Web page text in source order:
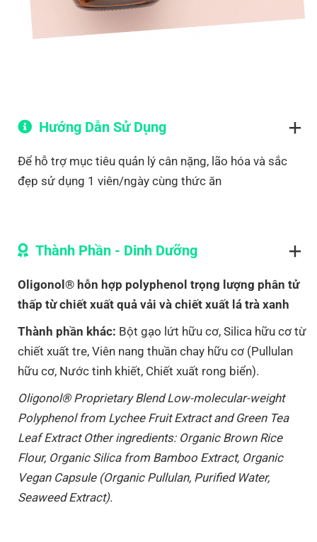
Hướng Dẫn Sử Dụng
Để hỗ trợ mục tiêu quản lý cân nặng, lão hóa và sắc
đẹp sử dụng 1 viên/ngày cùng thức ăn
Thành Phần - Dinh Dưỡng
Oligonol® hỗn hợp polyphenol trọng lượng phân tử
thấp từ chiết xuất quả vải và chiết xuất lá trà xanh
Thành phần khác: Bột gạo lứt hữu cơ, Silica hữu cơ từ
chiết xuất tre, Viên nang thuần chay hữu cơ (Pullulan
hữu cơ, Nước tinh khiết, Chiết xuất rong biển).
Oligonol® Proprietary Blend Low-molecular-weight
Polyphenol from Lychee Fruit Extract and Green Tea
Leaf Extract Other ingredients: Organic Brown Rice
Flour, Organic Silica from Bamboo Extract, Organic
Vegan Capsule (Organic Pullulan, Purified Water,
Seaweed Extract).